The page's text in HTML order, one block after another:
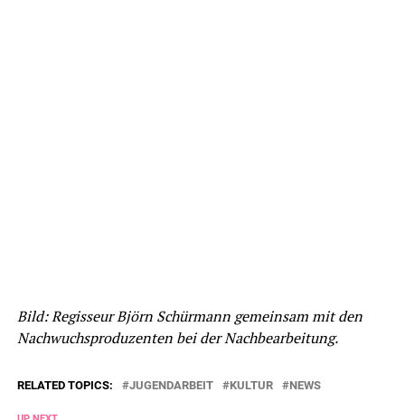
Bild: Regisseur Björn Schürmann gemeinsam mit den
Nachwuchsproduzenten bei der Nachbearbeitung.
RELATED TOPICS: JUGENDARBEIT KULTUR NEWS